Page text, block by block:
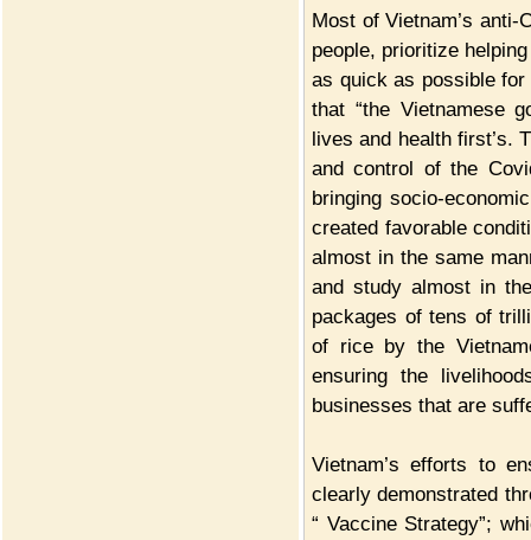
Most of Vietnam’s
people, prioritize
as quick as possible
that “the Vietnamese
lives and health first’s.
and control of the
bringing socio-
created favorable
almost in the same
and study almost in
packages of tens of
of rice by the
ensuring the
businesses that are
Vietnam’s efforts to
clearly demonstrated
“ Vaccine Strategy”;